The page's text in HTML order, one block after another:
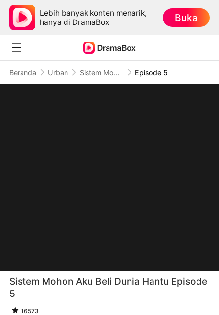
Lebih banyak konten menarik,
hanya di DramaBox
Buka
Beranda Urban Sistem Mohon Aku Beli Dunia Hantu Episode 5
Sistem Mohon Aku Beli Dunia Hantu Episode
5
16573